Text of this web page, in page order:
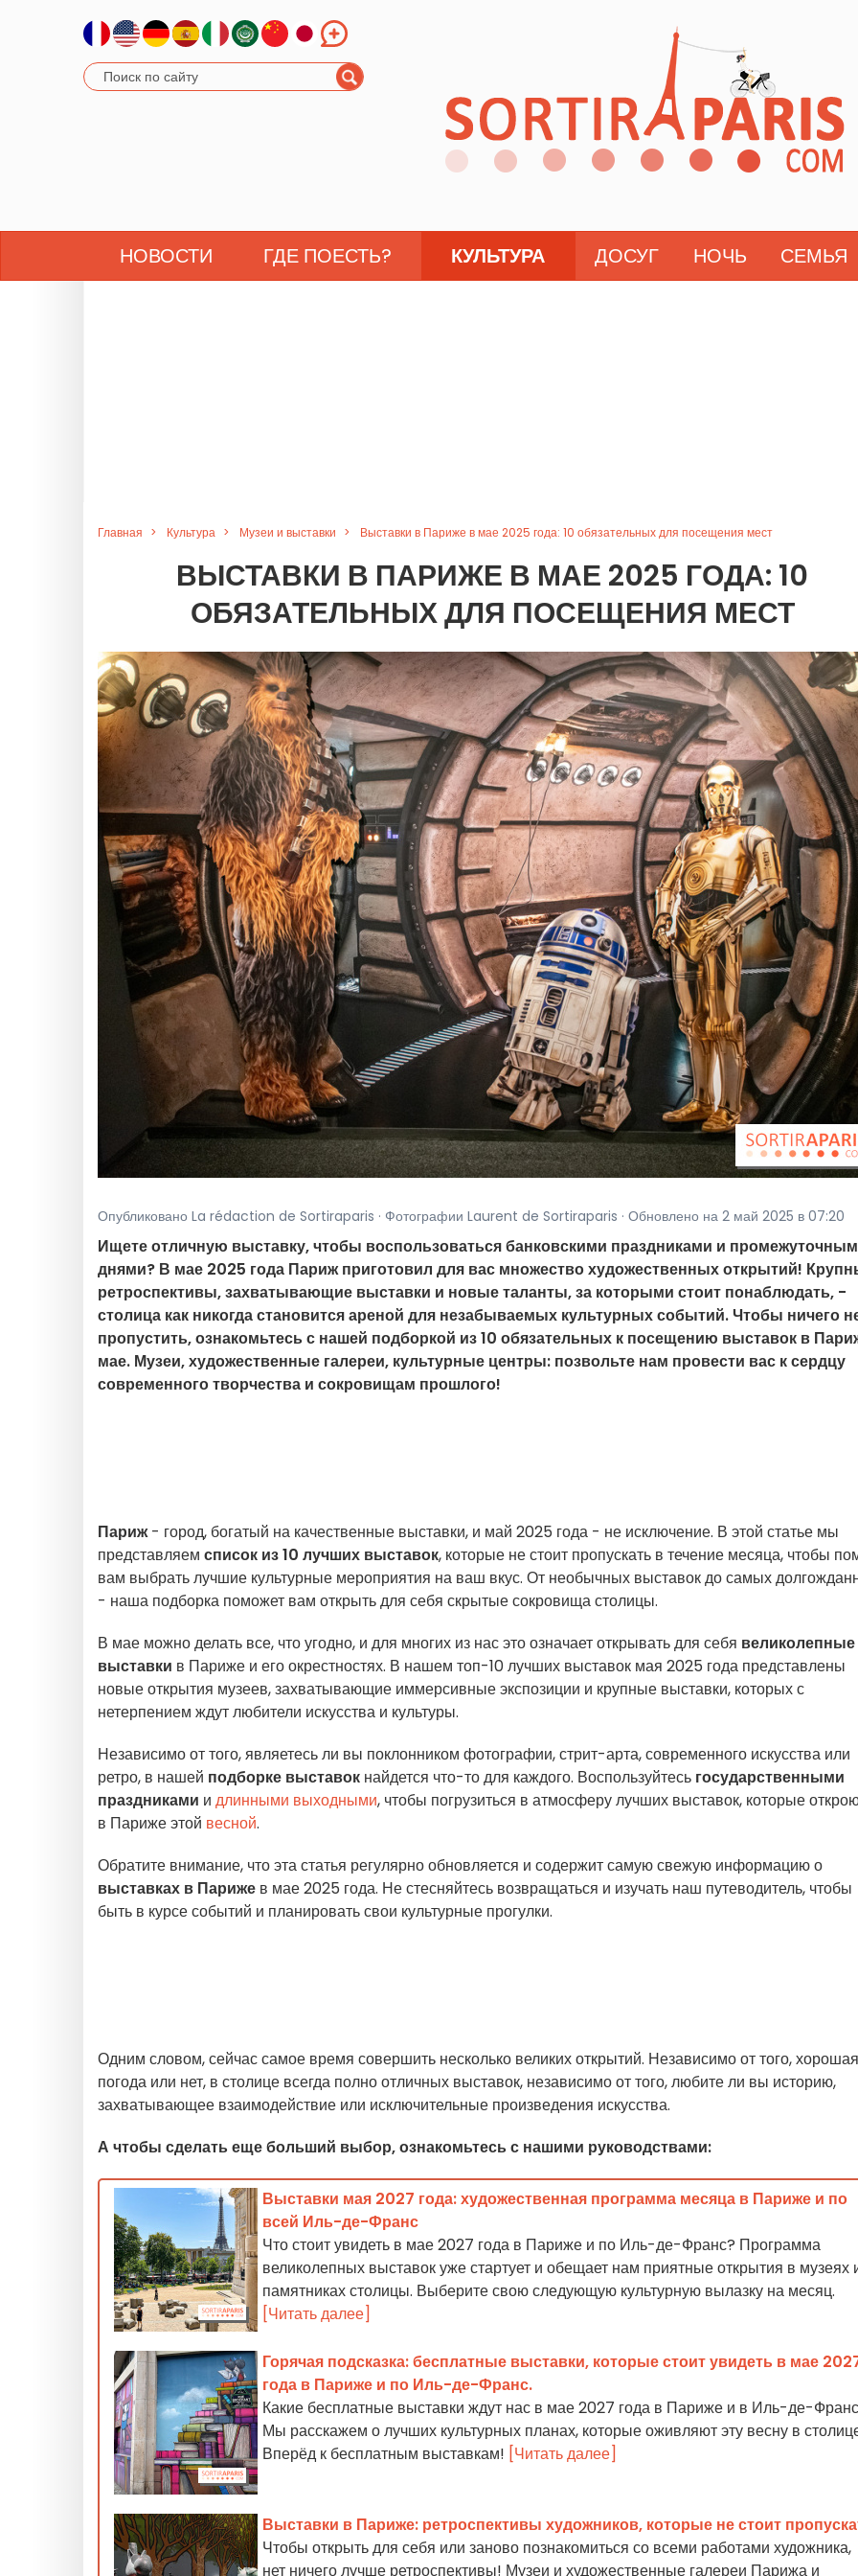
НОВОСТИ ГДЕ ПОЕСТЬ? КУЛЬТУРА ДОСУГ НОЧЬ СЕМЬЯ
Главная Культура Музеи и выставки Выставки в Париже в мае 2025 года: 10 обязательных для посещения мест
ВЫСТАВКИ В ПАРИЖЕ В МАЕ 2025 ГОДА: 10
ОБЯЗАТЕЛЬНЫХ ДЛЯ ПОСЕЩЕНИЯ МЕСТ
Опубликовано La rédaction de Sortiraparis · Фотографии Laurent de Sortiraparis · Обновлено на 2 май 2025 в 07:20
Ищете отличную выставку, чтобы воспользоваться банковскими праздниками и
днями? В мае 2025 года Париж приготовил для вас множество художественных открытий!
ретроспективы, захватывающие выставки и новые таланты, за которыми стоит понаблюдать, -
столица как никогда становится ареной для незабываемых культурных событий. Чтобы ничего
пропустить, ознакомьтесь с нашей подборкой из 10 обязательных к посещению выставок в
мае. Музеи, художественные галереи, культурные центры: позвольте нам провести вас к сердцу
современного творчества и сокровищам прошлого!
Париж- город, богатый на качественные выставки, и май 2025 года - не исключение. В этой статье мы
представляем список из 10 лучших выставок, которые не стоит пропускать в течение месяца, чтобы
вам выбрать лучшие культурные мероприятия на ваш вкус. От необычных выставок до самых
- наша подборка поможет вам открыть для себя скрытые сокровища столицы.
В мае можно делать все, что угодно, и для многих из нас это означает открывать для себя великолепные
выставки в Париже и его окрестностях. В нашем топ-10 лучших выставок мая 2025 года представлены
новые открытия музеев, захватывающие иммерсивные экспозиции и крупные выставки, которых с
нетерпением ждут любители искусства и культуры.
Независимо от того, являетесь ли вы поклонником фотографии, стрит-арта, современного искусства или
ретро, в нашей подборке выставок найдется что-то для каждого. Воспользуйтесь государственными
праздниками и длинными выходными, чтобы погрузиться в атмосферу лучших выставок, которые
в Париже этой весной.
Обратите внимание, что эта статья регулярно обновляется и содержит самую свежую информацию о
выставках в Париже в мае 2025 года. Не стесняйтесь возвращаться и изучать наш путеводитель, чтобы
быть в курсе событий и планировать свои культурные прогулки.
Одним словом, сейчас самое время совершить несколько великих открытий. Независимо от того, хорошая
погода или нет, в столице всегда полно отличных выставок, независимо от того, любите ли вы историю,
захватывающее взаимодействие или исключительные произведения искусства.
А чтобы сделать еще больший выбор, ознакомьтесь с нашими руководствами:
Выставки мая 2027 года: художественная программа месяца в Париже и по
всей Иль-де-Франс
Что стоит увидеть в мае 2027 года в Париже и по Иль-де-Франс? Программа
великолепных выставок уже стартует и обещает нам приятные открытия в музеях
памятниках столицы. Выберите свою следующую культурную вылазку на месяц.
[Читать далее]
Горячая подсказка: бесплатные выставки, которые стоит увидеть в мае
года в Париже и по Иль-де-Франс.
Какие бесплатные выставки ждут нас в мае 2027 года в Париже и в Иль-де-
Мы расскажем о лучших культурных планах, которые оживляют эту весну в
Вперёд к бесплатным выставкам! [Читать далее]
Выставки в Париже: ретроспективы художников, которые не стоит
Чтобы открыть для себя или заново познакомиться со всеми работами художника,
нет ничего лучше ретроспективы! Музеи и художественные галереи Парижа и